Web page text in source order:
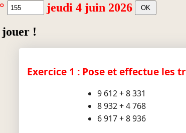
jeudi 4 juin 2026
jouer !
Exercice 1 : Pose et effectue les
9 612 + 8 331
8 932 + 4 768
6 917 + 8 936